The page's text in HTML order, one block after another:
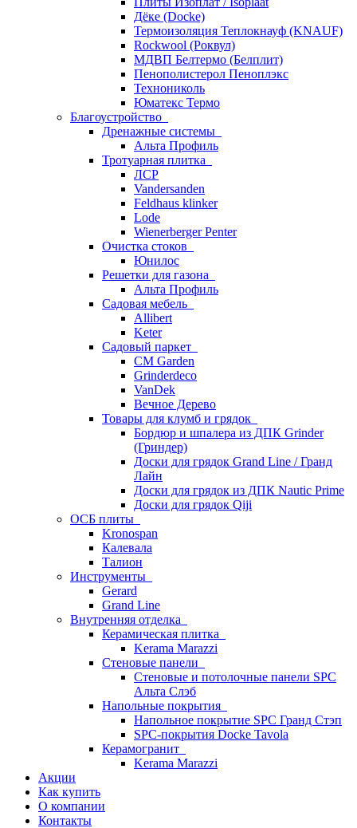
Дёке (Docke)
Термоизоляция Теплокнауф (KNAUF)
Rockwool (Роквул)
МДВП Белтермо (Белплит)
Пенополистерол Пеноплэкс
Технониколь
Юматекс Термо
Благоустройство
Дренажные системы
Альта Профиль
Тротуарная плитка
ЛСР
Vandersanden
Feldhaus klinker
Lode
Wienerberger Penter
Очистка стоков
Юнилос
Решетки для газона
Альта Профиль
Садовая мебель
Allibert
Keter
Садовый паркет
CM Garden
Grinderdeco
VanDek
Вечное Дерево
Товары для клумб и грядок
Бордюр и шпалера из ДПК Grinder
(Гриндер)
Доски для грядок Grand Line / Гранд
Лайн
Доски для грядок из ДПК Nautic Prime
Доски для грядок Qiji
ОСБ плиты
Kronospan
Калевала
Талион
Инструменты
Gerard
Grand Line
Внутренняя отделка
Керамическая плитка
Kerama Marazzi
Стеновые панели
Стеновые и потолочные панели SPC
Альта Слэб
Напольные покрытия
Напольное покрытие SPC Гранд Стэп
SPC-покрытия Docke Tavola
Керамогранит
Kerama Marazzi
Акции
Как купить
О компании
Контакты